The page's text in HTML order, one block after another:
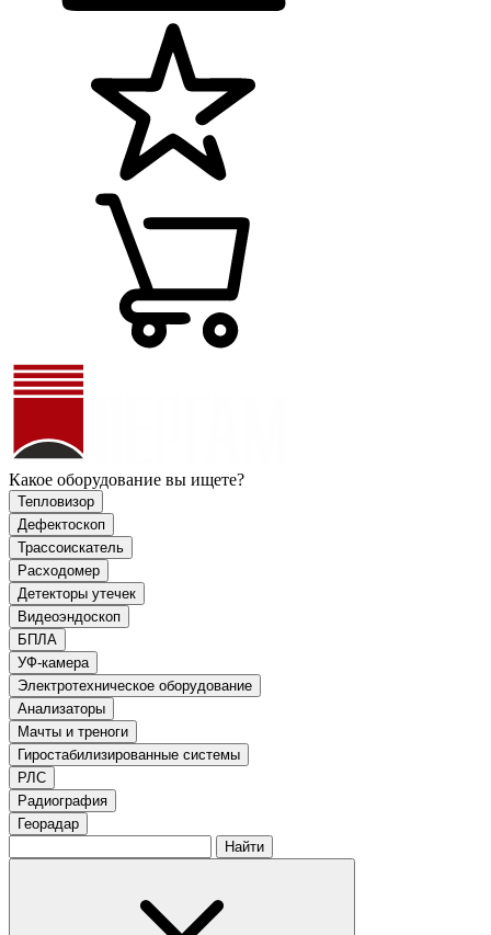
Какое оборудование вы ищете?
Тепловизор
Дефектоскоп
Трассоискатель
Расходомер
Детекторы утечек
Видеоэндоскоп
БПЛА
УФ-камера
Электротехническое оборудование
Анализаторы
Мачты и треноги
Гиростабилизированные системы
РЛС
Радиография
Георадар
Найти